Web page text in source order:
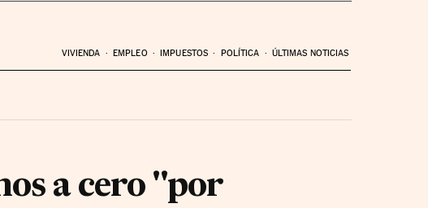
VIVIENDA EMPLEO IMPUESTOS POLÍTICA ÚLTIMAS NOTICIAS
a cero "por